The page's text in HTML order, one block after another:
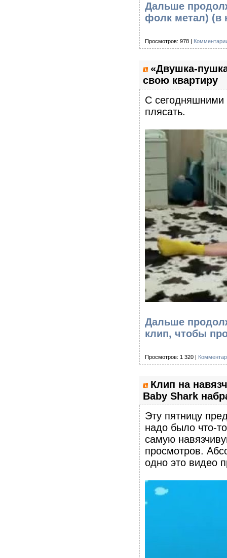
Дальше
фолк метал) (в
Просмотров: 978 |
«Двушка-
свою квартиру
С сегодняшними
плясать.
Дальше
клип, чтобы
Просмотров: 1 320 |
Клип на
Baby Shark
Эту пятницу
надо было что-
самую
просмотров.
одно это видео